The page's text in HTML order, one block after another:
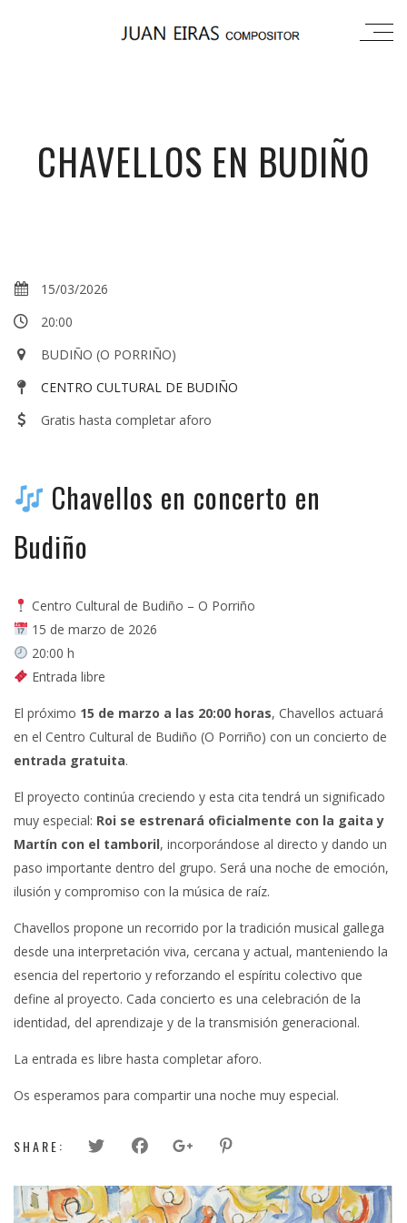
CHAVELLOS EN BUDIÑO
15/03/2026
20:00
BUDIÑO (O PORRIÑO)
CENTRO CULTURAL DE BUDIÑO
Gratis hasta completar aforo
Chavellos en concerto en
Budiño
Centro Cultural de Budiño – O Porriño
15 de marzo de 2026
20:00 h
Entrada libre
El próximo 15 de marzo a las 20:00 horas, Chavellos actuará
en el Centro Cultural de Budiño (O Porriño) con un concierto de
entrada gratuita.
El proyecto continúa creciendo y esta cita tendrá un significado
muy especial: Roi se estrenará oficialmente con la gaita y
Martín con el tamboril, incorporándose al directo y dando un
paso importante dentro del grupo. Será una noche de emoción,
ilusión y compromiso con la música de raíz.
Chavellos propone un recorrido por la tradición musical gallega
desde una interpretación viva, cercana y actual, manteniendo la
esencia del repertorio y reforzando el espíritu colectivo que
define al proyecto. Cada concierto es una celebración de la
identidad, del aprendizaje y de la transmisión generacional.
La entrada es libre hasta completar aforo.
Os esperamos para compartir una noche muy especial.
SHARE: